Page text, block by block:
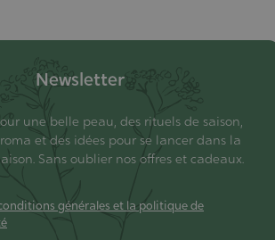
Newsletter
une belle peau, des rituels de saison,
et des idées pour se lancer dans la
Sans oublier nos offres et cadeaux.
générales et la politique de